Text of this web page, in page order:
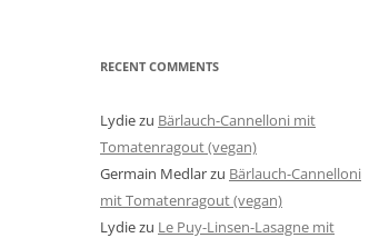
RECENT COMMENTS
Lydiezu Bärlauch-Cannelloni mit
Tomatenragout (vegan)
Germain Medlarzu Bärlauch-Cannelloni
mit Tomatenragout (vegan)
Lydiezu Le Puy-Linsen-Lasagne mit